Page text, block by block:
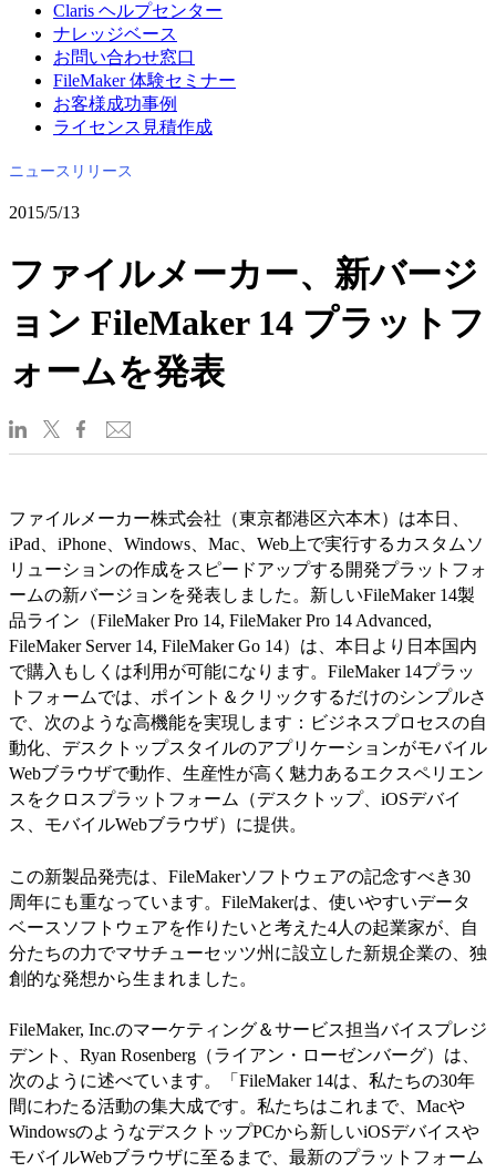
Claris ヘルプセンター
ナレッジベース
お問い合わせ窓口
FileMaker 体験セミナー
お客様成功事例
ライセンス見積作成
ニュースリリース
2015/5/13
ファイルメーカー、新バージ
ョン FileMaker 14 プラットフ
ォームを発表
ファイルメーカー株式会社（東京都港区六本木）は本日、
iPad、iPhone、Windows、Mac、Web上で実行するカスタムソ
リューションの作成をスピードアップする開発プラットフォ
ームの新バージョンを発表しました。新しいFileMaker 14製
品ライン（FileMaker Pro 14, FileMaker Pro 14 Advanced,
FileMaker Server 14, FileMaker Go 14）は、本日より日本国内
で購入もしくは利用が可能になります。FileMaker 14プラッ
トフォームでは、ポイント＆クリックするだけのシンプルさ
で、次のような高機能を実現します：ビジネスプロセスの自
動化、デスクトップスタイルのアプリケーションがモバイル
Webブラウザで動作、生産性が高く魅力あるエクスペリエン
スをクロスプラットフォーム（デスクトップ、iOSデバイ
ス、モバイルWebブラウザ）に提供。
この新製品発売は、FileMakerソフトウェアの記念すべき30
周年にも重なっています。FileMakerは、使いやすいデータ
ベースソフトウェアを作りたいと考えた4人の起業家が、自
分たちの力でマサチューセッツ州に設立した新規企業の、独
創的な発想から生まれました。
FileMaker, Inc.のマーケティング＆サービス担当バイスプレジ
デント、Ryan Rosenberg（ライアン・ローゼンバーグ）は、
次のように述べています。「FileMaker 14は、私たちの30年
間にわたる活動の集大成です。私たちはこれまで、Macや
WindowsのようなデスクトップPCから新しいiOSデバイスや
モバイルWebブラウザに至るまで、最新のプラットフォーム